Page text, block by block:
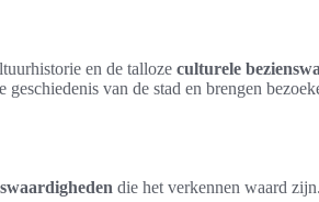
en de talloze culturele
van de stad en brengen
die het verkennen waard